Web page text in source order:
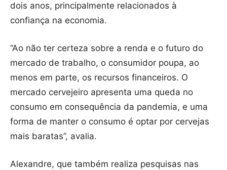
dois anos, principalmente relacionados à
confiança na economia.
“Ao não ter certeza sobre a renda e o futuro do
mercado de trabalho, o consumidor poupa, ao
menos em parte, os recursos financeiros. O
mercado cervejeiro apresenta uma queda no
consumo em consequência da pandemia, e uma
forma de manter o consumo é optar por cervejas
mais baratas”, avalia.
Alexandre, que também realiza pesquisas nas